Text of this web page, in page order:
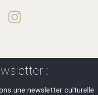
:
une newsletter culturelle